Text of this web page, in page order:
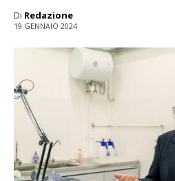
Di Redazione
19 GENNAIO 2024